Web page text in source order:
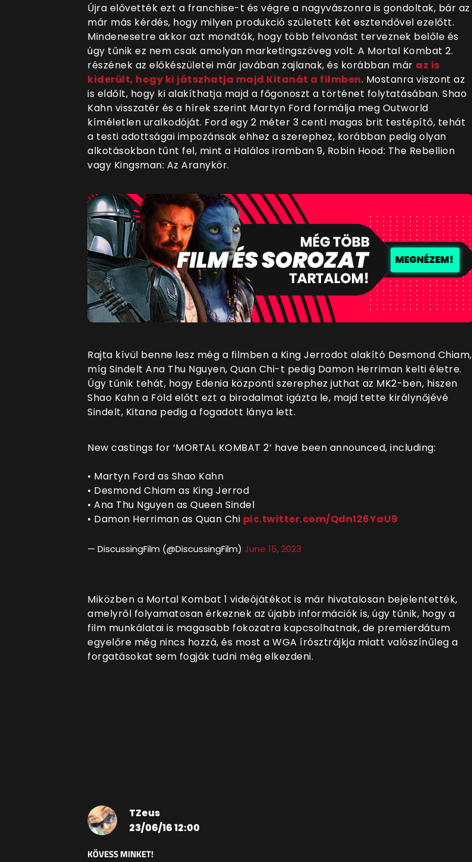
Újra elővették ezt a franchise-t és végre a nagyvászonra is gondoltak, bár az
már más kérdés, hogy milyen produkció született két esztendővel ezelőtt.
Mindenesetre akkor azt mondták, hogy több felvonást terveznek belőle és
úgy tűnik ez nem csak amolyan marketingszöveg volt. A Mortal Kombat 2.
részének az előkészületei már javában zajlanak, és korábban már az is
kiderült, hogy ki játszhatja majd Kitanát a filmben. Mostanra viszont az
is eldőlt, hogy ki alakíthatja majd a főgonoszt a történet folytatásában. Shao
Kahn visszatér és a hírek szerint Martyn Ford formálja meg Outworld
kíméletlen uralkodóját. Ford egy 2 méter 3 centi magas brit testépítő, tehát
a testi adottságai impozánsak ehhez a szerephez, korábban pedig olyan
alkotásokban tűnt fel, mint a Halálos iramban 9, Robin Hood: The Rebellion
vagy Kingsman: Az Aranykör.
Rajta kívül benne lesz még a filmben a King Jerrodot alakító Desmond Chiam,
míg Sindelt Ana Thu Nguyen, Quan Chi-t pedig Damon Herriman kelti életre.
Úgy tűnik tehát, hogy Edenia központi szerephez juthat az MK2-ben, hiszen
Shao Kahn a Föld előtt ezt a birodalmat igázta le, majd tette királynőjévé
Sindelt, Kitana pedig a fogadott lánya lett.
New castings for ‘MORTAL KOMBAT 2’ have been announced, including:
• Martyn Ford as Shao Kahn
• Desmond Chiam as King Jerrod
• Ana Thu Nguyen as Queen Sindel
• Damon Herriman as Quan Chi pic.twitter.com/Qdn126YaU9
— DiscussingFilm (@DiscussingFilm) June 15, 2023
Miközben a Mortal Kombat 1 videójátékot is már hivatalosan bejelentették,
amelyről folyamatosan érkeznek az újabb információk is, úgy tűnik, hogy a
film munkálatai is magasabb fokozatra kapcsolhatnak, de premierdátum
egyelőre még nincs hozzá, és most a WGA írósztrájkja miatt valószínűleg a
forgatásokat sem fogják tudni még elkezdeni.
TZeus
23/06/16 12:00
KÖVESS MINKET!